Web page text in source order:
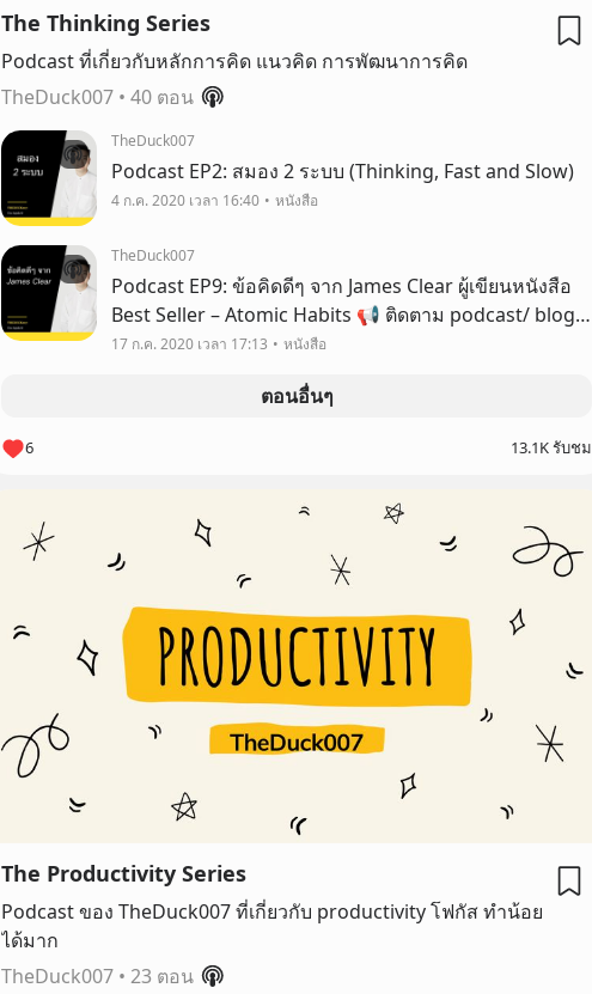
The Thinking Series
Podcast ที่เกี่ยวกับหลักการคิด แนวคิด การพัฒนาการคิด
TheDuck007 • 40 ตอน
TheDuck007
Podcast EP2: สมอง 2 ระบบ (Thinking, Fast and Slow)
4 ก.ค. 2020 เวลา 16:40 หนังสือ
TheDuck007
Podcast EP9: ข้อคิดดีๆ จาก James Clear ผู้เขียนหนังสือ
Best Seller – Atomic Habits 📢 ติดตาม podcast/ blog
อื่นๆได้ที่ https://bit.ly/2O8BQ65 📲 Blockdit:
17 ก.ค. 2020 เวลา 17:13 หนังสือ
ตอนอื่นๆ
6 13.1K รับชม
The Productivity Series
Podcast ของ TheDuck007 ที่เกี่ยวกับ productivity โฟกัส ทำน้อย
ได้มาก
TheDuck007 • 23 ตอน